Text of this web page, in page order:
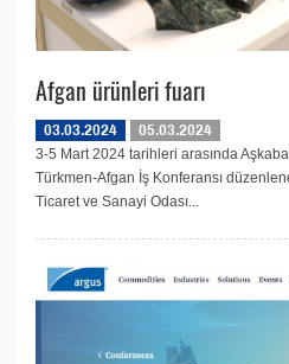
Afgan ürünleri fuarı
03.03.2024
05.03.2024
3-5 Mart 2024 tarihleri arasında
Türkmen-Afgan İş Konferansı
Ticaret ve Sanayi Odası...